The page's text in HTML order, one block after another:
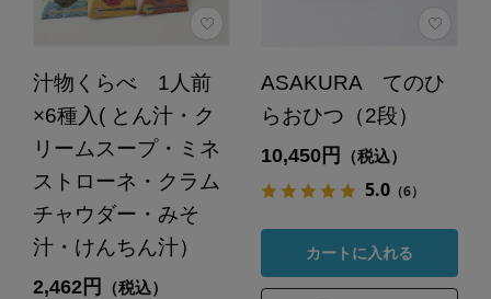
汁物くらべ 1人前
×6種入( とん汁・ク
リームスープ・ミネ
ストローネ・クラム
チャウダー・みそ
汁・けんちん汁）
2,462円 （税込）
ASAKURA てのひ
らおひつ（2段）
10,450円 （税込）
5.0（6）
カートに入れる